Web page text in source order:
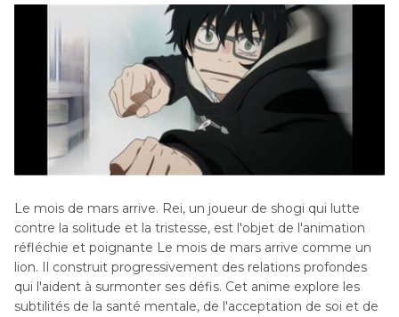
Le mois de mars arrive. Rei, un joueur de shogi qui lutte
contre la solitude et la tristesse, est l'objet de l'animation
réfléchie et poignante Le mois de mars arrive comme un
lion. Il construit progressivement des relations profondes
qui l'aident à surmonter ses défis. Cet anime explore les
subtilités de la santé mentale, de l'acceptation de soi et de